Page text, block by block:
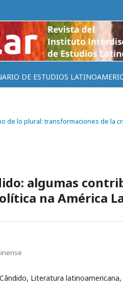
DE ESTUDIOS
de lo plural: transformaciones de la
algumas
na América
Literatura latinoamericana,